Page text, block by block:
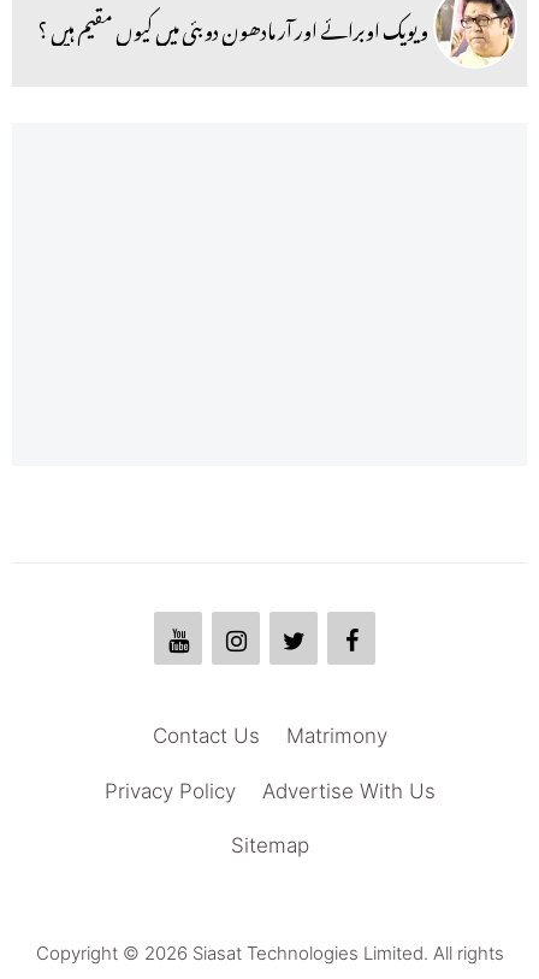
ویویک اوبرائے اور آر مادھون دوبئی میں کیوں مقیم ہیں ؟
Matrimony
Contact Us
Advertise With Us
Privacy Policy
Sitemap
Copyright © 2026 Siasat Technologies Limited. All rights